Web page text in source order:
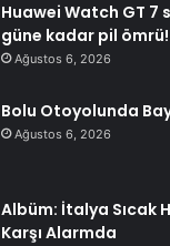
Huawei Watch GT 7
güne kadar pil ömrü!
Ağustos 6, 2026
Bolu Otoyolunda
Ağustos 6, 2026
Albüm: İtalya Sıcak
Karşı Alarmda